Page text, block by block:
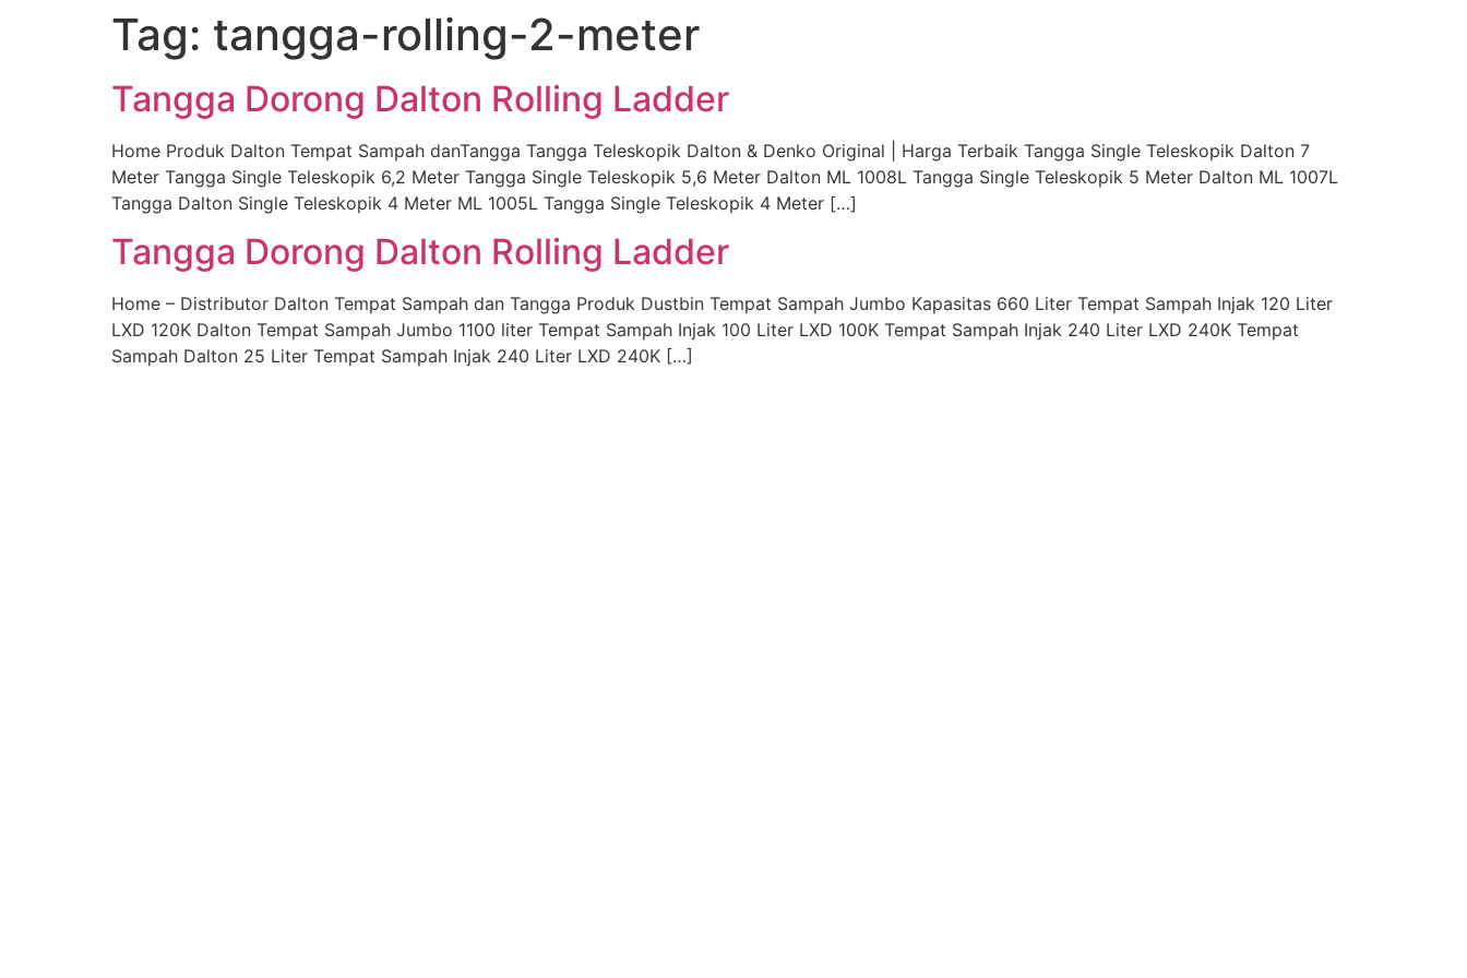
Tag: tangga-rolling-2-meter
Tangga Dorong Dalton Rolling Ladder
Home Produk Dalton Tempat Sampah danTangga Tangga Teleskopik Dalton & Denko Original | Harga Terbaik Tangga Single Teleskopik Dalton 7
Meter Tangga Single Teleskopik 6,2 Meter Tangga Single Teleskopik 5,6 Meter Dalton ML 1008L Tangga Single Teleskopik 5 Meter Dalton ML 1007L
Tangga Dalton Single Teleskopik 4 Meter ML 1005L Tangga Single Teleskopik 4 Meter […]
Tangga Dorong Dalton Rolling Ladder
Home – Distributor Dalton Tempat Sampah dan Tangga Produk Dustbin Tempat Sampah Jumbo Kapasitas 660 Liter Tempat Sampah Injak 120 Liter
LXD 120K Dalton Tempat Sampah Jumbo 1100 liter Tempat Sampah Injak 100 Liter LXD 100K Tempat Sampah Injak 240 Liter LXD 240K Tempat
Sampah Dalton 25 Liter Tempat Sampah Injak 240 Liter LXD 240K […]